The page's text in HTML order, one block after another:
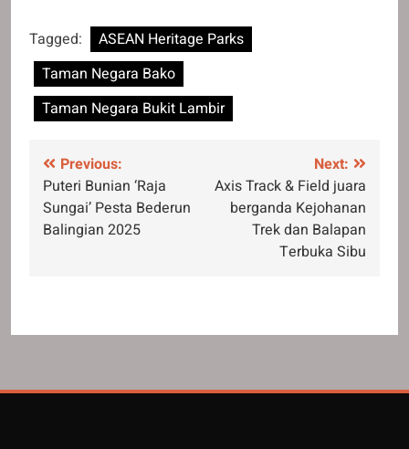
Tagged:
ASEAN Heritage Parks
Taman Negara Bako
Taman Negara Bukit Lambir
Post
navigation
Previous:
Puteri Bunian ‘Raja
Sungai’ Pesta Bederun
Balingian 2025
Next:
Axis Track & Field juara
berganda Kejohanan
Trek dan Balapan
Terbuka Sibu